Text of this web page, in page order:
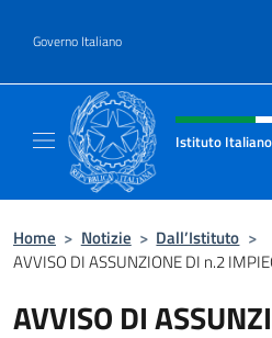
Governo Italiano
Intestazione sito,
Istituto
Home > Notizie > Dall’Istituto >
AVVISO DI ASSUNZIONE DI n.2
AVVISO DI